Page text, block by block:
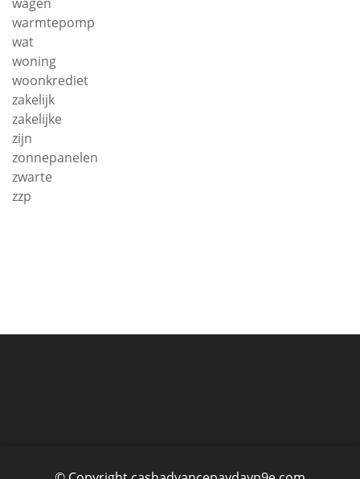
warmtepomp
wat
woning
woonkrediet
zakelijk
zakelijke
zijn
zonnepanelen
zwarte
zzp